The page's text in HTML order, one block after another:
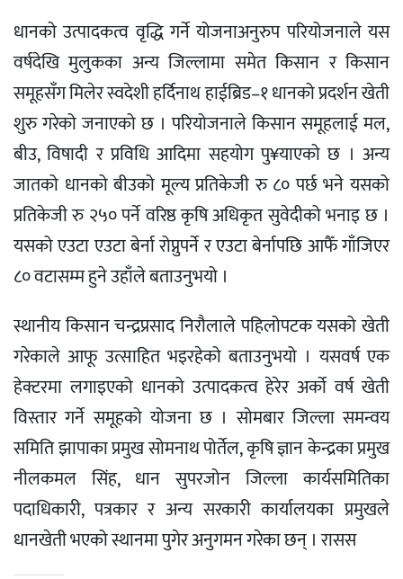
धानको उत्पादकत्व वृद्धि गर्ने योजनाअनुरुप परियोजनाले यस
वर्षदेखि मुलुकका अन्य जिल्लामा समेत किसान र किसान
समूहसँग मिलेर स्वदेशी हर्दिनाथ हाईब्रिड–१ धानको प्रदर्शन खेती
शुरु गरेको जनाएको छ । परियोजनाले किसान समूहलाई मल,
बीउ, विषादी र प्रविधि आदिमा सहयोग पु¥याएको छ । अन्य
जातको धानको बीउको मूल्य प्रतिकेजी रु ८० पर्छ भने यसको
प्रतिकेजी रु २५० पर्ने वरिष्ठ कृषि अधिकृत सुवेदीको भनाइ छ ।
यसको एउटा एउटा बेर्ना रोप्नुपर्ने र एउटा बेर्नापछि आफैँ गाँजिएर
८० वटासम्म हुने उहाँले बताउनुभयो ।
स्थानीय किसान चन्द्रप्रसाद निरौलाले पहिलोपटक यसको खेती
गरेकाले आफू उत्साहित भइरहेको बताउनुभयो । यसवर्ष एक
हेक्टरमा लगाइएको धानको उत्पादकत्व हेरेर अर्को वर्ष खेती
विस्तार गर्ने समूहको योजना छ । सोमबार जिल्ला समन्वय
समिति झापाका प्रमुख सोमनाथ पोर्तेल, कृषि ज्ञान केन्द्रका प्रमुख
नीलकमल सिंह, धान सुपरजोन जिल्ला कार्यसमितिका
पदाधिकारी, पत्रकार र अन्य सरकारी कार्यालयका प्रमुखले
धानखेती भएको स्थानमा पुगेर अनुगमन गरेका छन् । रासस